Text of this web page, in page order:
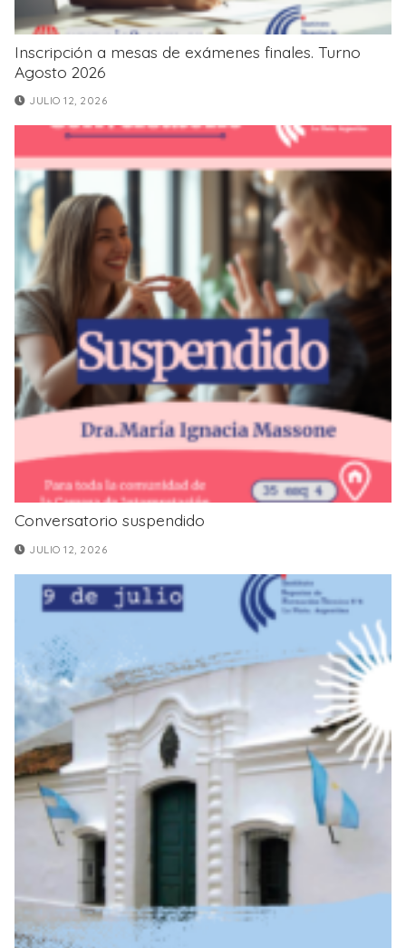
Inscripción a mesas de exámenes finales. Turno
Agosto 2026
JULIO 12, 2026
Conversatorio suspendido
JULIO 12, 2026